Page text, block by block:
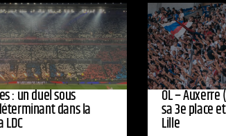
: un duel sous
dans la
OL –
sa 3e place
Lille